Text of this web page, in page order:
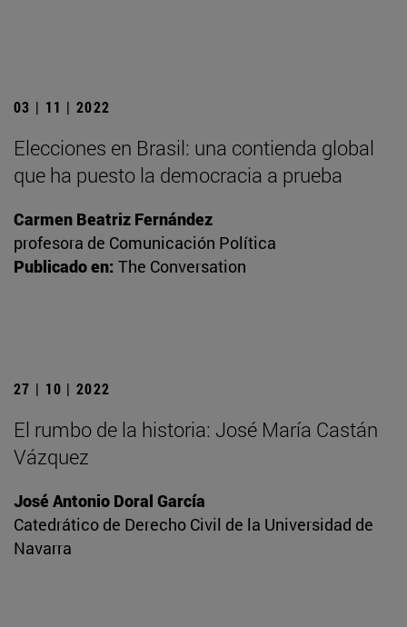
03 | 11 | 2022
Elecciones en Brasil: una contienda global
que ha puesto la democracia a prueba
Carmen Beatriz Fernández
profesora de Comunicación Política
Publicado en: The Conversation
27 | 10 | 2022
El rumbo de la historia: José María Castán
Vázquez
José Antonio Doral García
Catedrático de Derecho Civil de la Universidad de
Navarra